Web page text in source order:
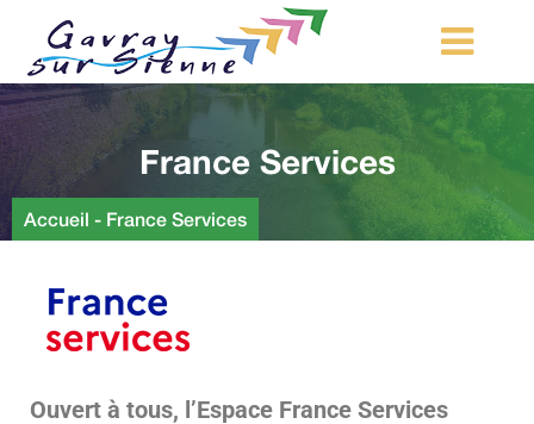
MA COMMUNE
MON QUOTIDIEN
LOISIRS ET TOURISME
Démarches d’urbanisme
France Services
Accueil - France Services
Ouvert à tous, l’Espace France Services